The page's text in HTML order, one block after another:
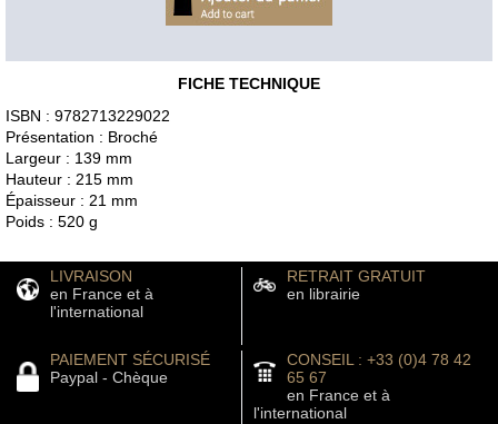
FICHE TECHNIQUE
ISBN : 9782713229022
Présentation : Broché
Largeur : 139 mm
Hauteur : 215 mm
Épaisseur : 21 mm
Poids : 520 g
LIVRAISON
en France et à
l'international
RETRAIT GRATUIT
en librairie
PAIEMENT SÉCURISÉ
Paypal - Chèque
CONSEIL : +33 (0)4 78 42
65 67
en France et à
l'international